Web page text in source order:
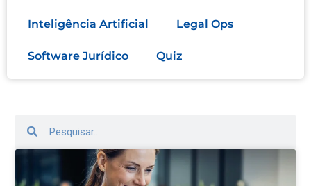
Inteligência Artificial Legal Ops
Software Jurídico Quiz